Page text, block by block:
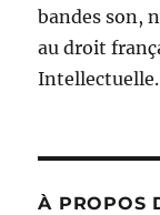
bandes son,
au droit
Intellectuelle.
À PROPOS